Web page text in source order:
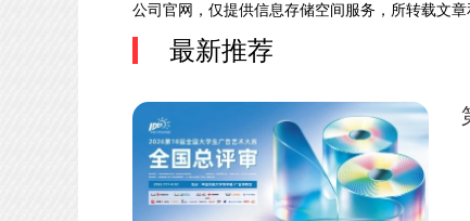
公司官网，仅提供信息存储空间服务，所转载
最新推荐